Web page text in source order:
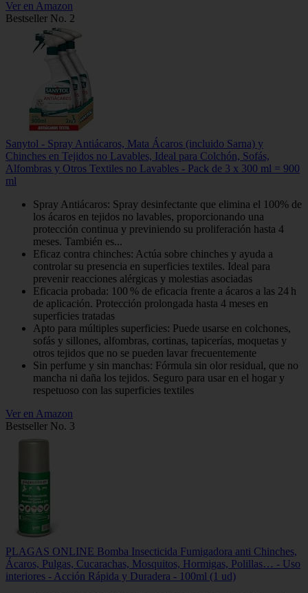
Ver en Amazon
Bestseller No. 2
Sanytol - Spray Antiácaros, Mata Ácaros (incluido Sarna) y
Chinches en Tejidos no Lavables, Ideal para Colchón, Sofás,
Alfombras y Otros Textiles no Lavables - Pack de 3 x 300 ml = 900
ml
Spray Antiácaros: Spray desinfectante que elimina el 100% de
los ácaros en tejidos no lavables, proporcionando una
protección continua y previniendo su proliferación hasta 4
meses. También es...
Eficaz contra chinches: Actúa sobre chinches y ayuda a
controlar su presencia en superficies textiles. Ideal para
prevenir reacciones alérgicas y molestias asociadas
Eficacia probada: 100 % de eficacia frente a ácaros a las 24 h
de aplicación. Protección prolongada hasta 4 meses en
superficies tratadas
Apto para múltiples superficies: Puede usarse en colchones,
sofás y sillones, alfombras, cortinas, tapicerías, moquetas y
otros tejidos que no se pueden lavar frecuentemente
Sin perfume y sin manchas: Fórmula sin olor residual, que no
mancha ni daña los tejidos. Seguro para usar en el hogar y
respetuoso con las superficies textiles
Ver en Amazon
Bestseller No. 3
PLAGAS ONLINE Bomba Insecticida Fumigadora anti Chinches,
Ácaros, Pulgas, Cucarachas, Mosquitos, Hormigas, Polillas… - Uso
interiores - Acción Rápida y Duradera - 100ml (1 ud)